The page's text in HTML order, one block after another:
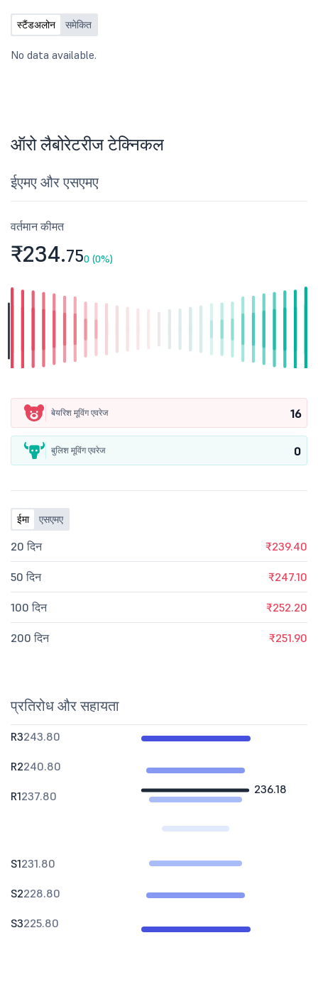
स्टैंडअलोन समेकित
No data available.
ऑरो लैबोरेटरीज टेक्निकल
ईएमए और एसएमए
वर्तमान कीमत
₹234.750 (0%)
बेयरिश मूविंग एवरेज 16
बुलिश मूविंग एवरेज 0
ईमा एसएमए
20 दिन ₹239.40
50 दिन ₹247.10
100 दिन ₹252.20
200 दिन ₹251.90
प्रतिरोध और सहायता
236.18
R3243.80
R2240.80
R1237.80
S1231.80
S2228.80
S3225.80